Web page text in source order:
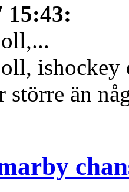
15:43:
större än